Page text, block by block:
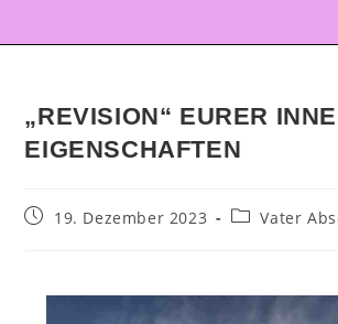
„REVISION“ EURER
EIGENSCHAFTEN
19. Dezember 2023 Vater